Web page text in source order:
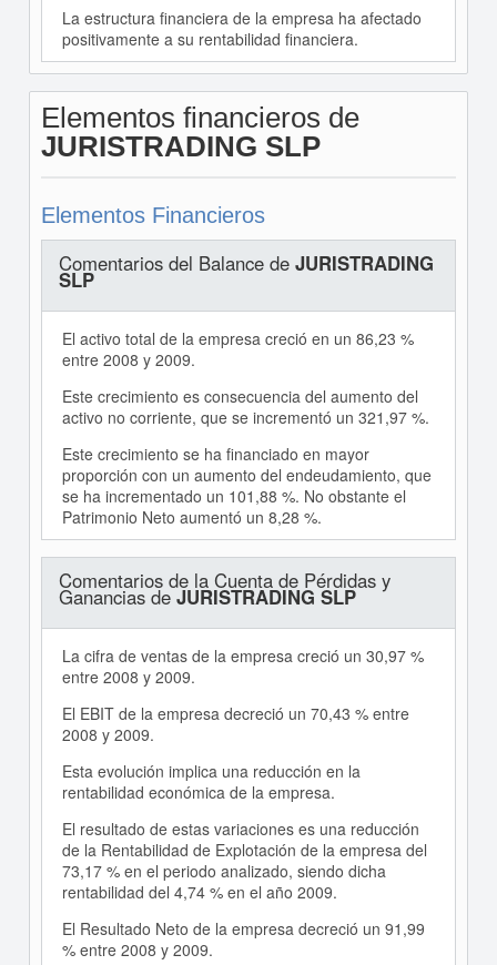
La estructura financiera de la empresa ha afectado
positivamente a su rentabilidad financiera.
Elementos financieros de
JURISTRADING SLP
Elementos Financieros
Comentarios del Balance de JURISTRADING
SLP
El activo total de la empresa creció en un 86,23 %
entre 2008 y 2009.
Este crecimiento es consecuencia del aumento del
activo no corriente, que se incrementó un 321,97 %.
Este crecimiento se ha financiado en mayor
proporción con un aumento del endeudamiento, que
se ha incrementado un 101,88 %. No obstante el
Patrimonio Neto aumentó un 8,28 %.
Comentarios de la Cuenta de Pérdidas y
Ganancias deJURISTRADING SLP
La cifra de ventas de la empresa creció un 30,97 %
entre 2008 y 2009.
El EBIT de la empresa decreció un 70,43 % entre
2008 y 2009.
Esta evolución implica una reducción en la
rentabilidad económica de la empresa.
El resultado de estas variaciones es una reducción
de la Rentabilidad de Explotación de la empresa del
73,17 % en el periodo analizado, siendo dicha
rentabilidad del 4,74 % en el año 2009.
El Resultado Neto de la empresa decreció un 91,99
% entre 2008 y 2009.